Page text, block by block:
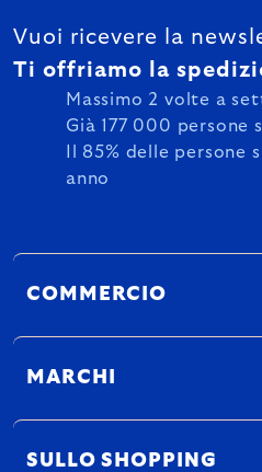
Vuoi ricevere la
Ti offriamo la
Massimo 2 volte a
Già 177 000 persone
Il 85% delle persone
anno
COMMERCIO
MARCHI
SULLO SHOPPING